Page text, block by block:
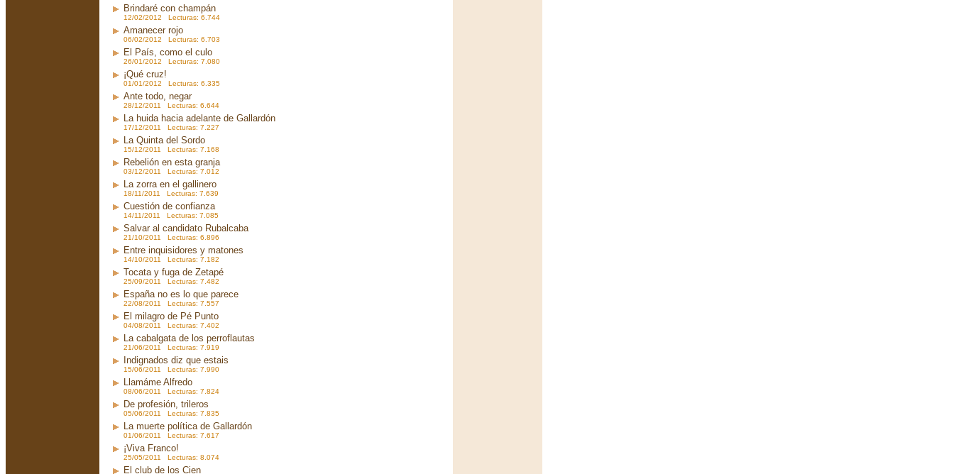
Brindaré con champán
12/02/2012 Lecturas: 6.744
Amanecer rojo
06/02/2012 Lecturas: 6.703
El País, como el culo
26/01/2012 Lecturas: 7.080
¡Qué cruz!
01/01/2012 Lecturas: 6.335
Ante todo, negar
28/12/2011 Lecturas: 6.644
La huida hacia adelante de Gallardón
17/12/2011 Lecturas: 7.227
La Quinta del Sordo
15/12/2011 Lecturas: 7.168
Rebelión en esta granja
03/12/2011 Lecturas: 7.012
La zorra en el gallinero
18/11/2011 Lecturas: 7.639
Cuestión de confianza
14/11/2011 Lecturas: 7.085
Salvar al candidato Rubalcaba
21/10/2011 Lecturas: 6.896
Entre inquisidores y matones
14/10/2011 Lecturas: 7.182
Tocata y fuga de Zetapé
25/09/2011 Lecturas: 7.482
España no es lo que parece
22/08/2011 Lecturas: 7.557
El milagro de Pé Punto
04/08/2011 Lecturas: 7.402
La cabalgata de los perroflautas
21/06/2011 Lecturas: 7.919
Indignados diz que estais
15/06/2011 Lecturas: 7.990
Llamáme Alfredo
08/06/2011 Lecturas: 7.824
De profesión, trileros
05/06/2011 Lecturas: 7.835
La muerte política de Gallardón
01/06/2011 Lecturas: 7.617
¡Viva Franco!
25/05/2011 Lecturas: 8.074
El club de los Cien